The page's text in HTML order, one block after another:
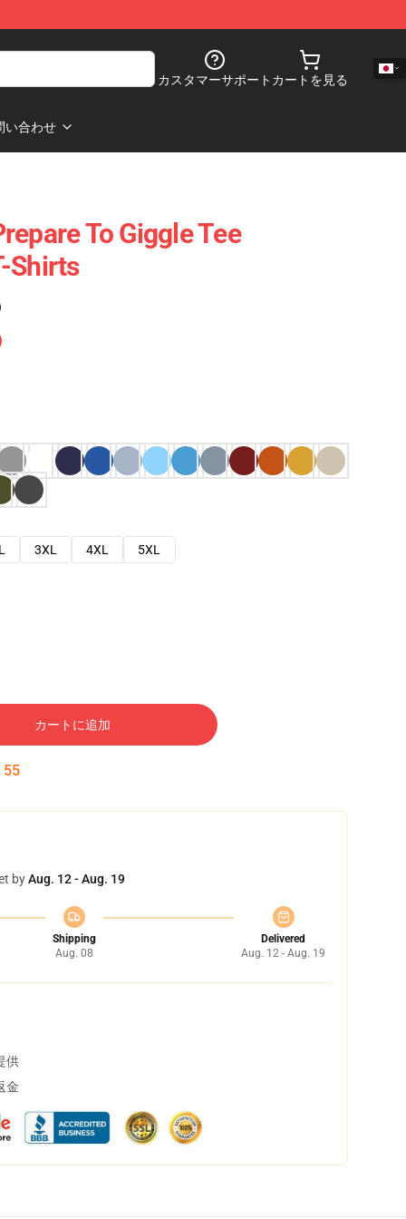
カスタマーサポート カートを見る
い合わせ
To Giggle Tee
Shirts
3XL 4XL
5XL
カートに追加
54
byAug. 12 - Aug. 19
Shipping
Aug. 08
Delivered
Aug. 12 - Aug. 19
供
金